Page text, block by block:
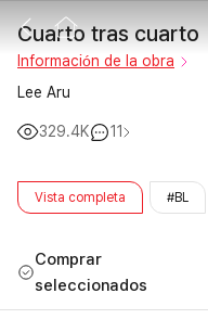
Cuarto tras cuarto
Información de la obra
Lee Aru
329.4K 11
Vista completa #BL
Comprar
seleccionados